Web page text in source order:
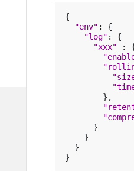
{
"env" :
{
"log" :
{
"xxx"
:
},
}
}
}
}